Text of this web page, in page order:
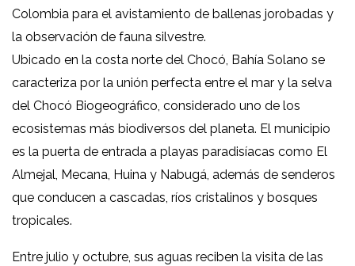
Colombia para el avistamiento de ballenas jorobadas y
la observación de fauna silvestre.
Ubicado en la costa norte del Chocó, Bahía Solano se
caracteriza por la unión perfecta entre el mar y la selva
del Chocó Biogeográfico, considerado uno de los
ecosistemas más biodiversos del planeta. El municipio
es la puerta de entrada a playas paradisíacas como El
Almejal, Mecana, Huina y Nabugá, además de senderos
que conducen a cascadas, ríos cristalinos y bosques
tropicales.
Entre julio y octubre, sus aguas reciben la visita de las